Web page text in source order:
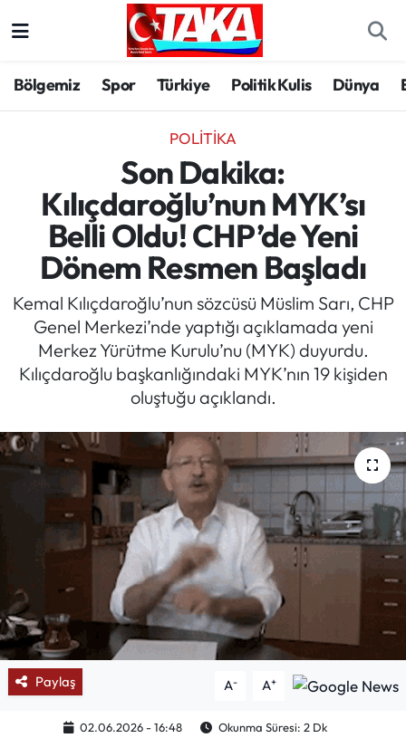
Bölgemiz Spor Türkiye Politik Kulis Dünya
POLITIKA
Son Dakika:
Kılıçdaroğlu’nun MYK’sı
Belli Oldu! CHP’de Yeni
Dönem Resmen Başladı
Kemal Kılıçdaroğlu’nun sözcüsü Müslim Sarı, CHP
Genel Merkezi’nde yaptığı açıklamada yeni
Merkez Yürütme Kurulu’nu (MYK) duyurdu.
Kılıçdaroğlu başkanlığındaki MYK’nın 19 kişiden
oluştuğu açıklandı.
Paylaş A- A+
02.06.2026 - 16:48 Okunma Süresi: 2 Dk
Spor
Kültür/Sanat
Politika
Politik Kulis
Dünya
Mektup Galeri
Röportaj
Manşet
Köşe Yazıları
Karikatür Galeri
BIK
Trabzon Hava Durumu
Trabzon Trafik Yoğunluk Haritası
Süper Lig Puan Durumu ve Fikstür
Tüm Manşetler
Son Dakika Haberleri
Haber Arşivi